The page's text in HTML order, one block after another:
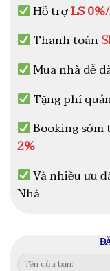
Hỗ trợLS
Thanh toán
Mua nhà dễ
Tặng phí
Booking sớm
2%
Và nhiều ưu
Nhà